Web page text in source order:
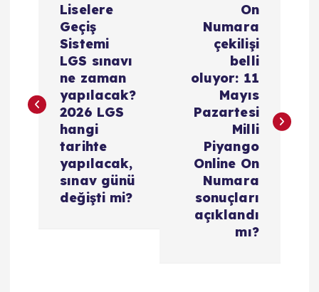
ı
Liselere
Geçiş
Sistemi
LGS sınavı
ne zaman
yapılacak?
2026 LGS
hangi
tarihte
yapılacak,
sınav günü
değişti mi?
On
Numara
çekilişi
belli
oluyor: 11
Mayıs
Pazartesi
Milli
Piyango
Online On
Numara
sonuçları
açıklandı
mı?